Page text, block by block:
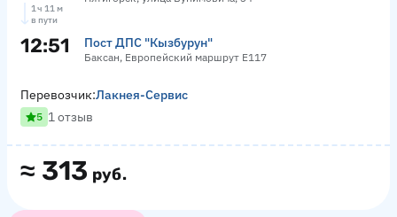
1 ч 11 м
в пути
12:51 Пост ДПС "Кызбурун"
Баксан, Европейский маршрут Е117
≈ 313 руб.
Перевозчик:Лакнея-Сервис
5 1 отзыв